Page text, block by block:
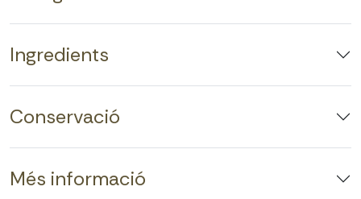
Ingredients
Conservació
Més informació